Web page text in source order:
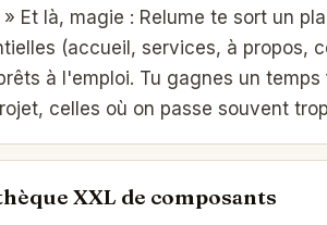
» Et là, magie : Relume te sort un
(accueil, services, à propos,
à l'emploi. Tu gagnes un
celles où on passe souvent
XXL de composants